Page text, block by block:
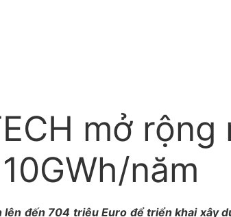
mở
năm
lên đến 704 triệu Euro để triển khai xây